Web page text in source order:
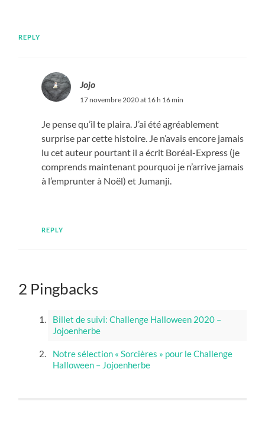
REPLY
Jojo
17 novembre 2020 at 16 h 16 min
Je pense qu’il te plaira. J’ai été agréablement
surprise par cette histoire. Je n’avais encore jamais
lu cet auteur pourtant il a écrit Boréal-Express (je
comprends maintenant pourquoi je n’arrive jamais
à l’emprunter à Noël) et Jumanji.
REPLY
2 Pingbacks
Billet de suivi: Challenge Halloween 2020 –
Jojoenherbe
Notre sélection « Sorcières » pour le Challenge
Halloween – Jojoenherbe